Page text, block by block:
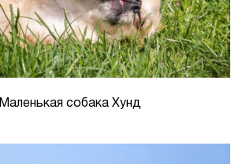
Маленькая собака Хунд